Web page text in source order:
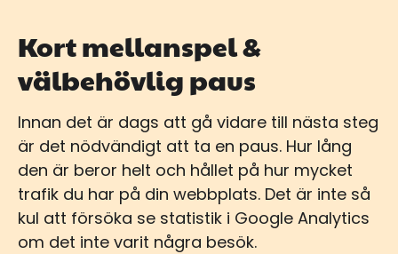
Kort mellanspel &
välbehövlig paus
Innan det är dags att gå vidare till nästa steg
är det nödvändigt att ta en paus. Hur lång
den är beror helt och hållet på hur mycket
trafik du har på din webbplats. Det är inte så
kul att försöka se statistik i Google Analytics
om det inte varit några besök.